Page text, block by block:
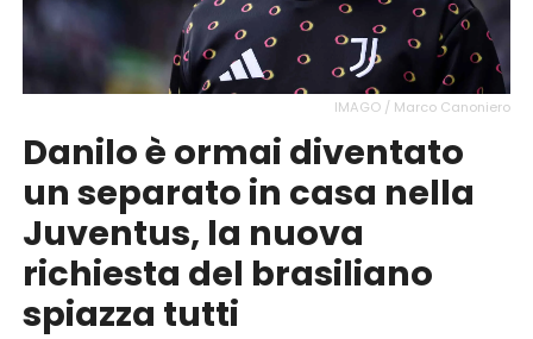
IMAGO / Marco Canoniero
Danilo è ormai diventato
un separato in casa nella
Juventus, la nuova
richiesta del brasiliano
spiazza tutti